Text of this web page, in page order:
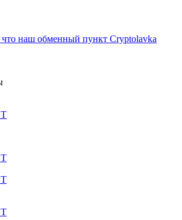
наш обменный пункт Cryptolavka